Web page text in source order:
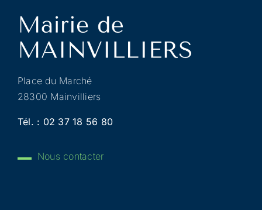
Place du Marché
28300 Mainvilliers
Tél. : 02 37 18 56 80
Nous contacter